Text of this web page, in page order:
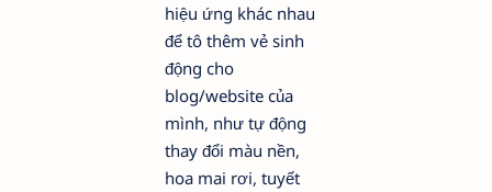
hiệu ứng khác nhau
để tô thêm vẻ sinh
động cho
blog/website của
mình, như tự động
thay đổi màu nền,
hoa mai rơi, tuyết